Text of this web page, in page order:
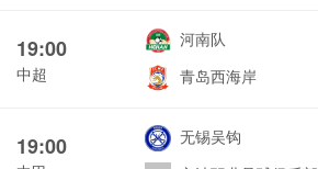
19:00
中超
河南队
青岛西海岸
19:00
无锡吴钩